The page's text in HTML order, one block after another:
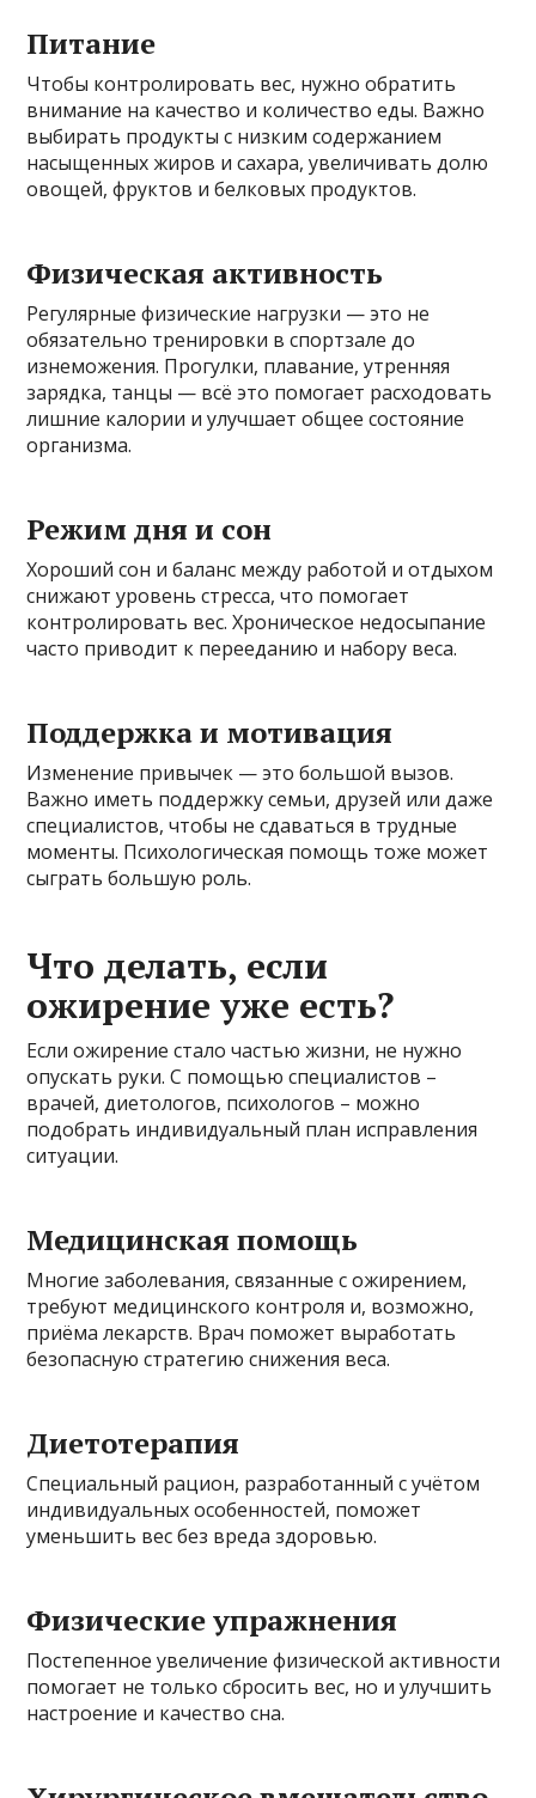
Питание
Чтобы контролировать вес, нужно обратить
внимание на качество и количество еды. Важно
выбирать продукты с низким содержанием
насыщенных жиров и сахара, увеличивать долю
овощей, фруктов и белковых продуктов.
Физическая активность
Регулярные физические нагрузки — это не
обязательно тренировки в спортзале до
изнеможения. Прогулки, плавание, утренняя
зарядка, танцы — всё это помогает расходовать
лишние калории и улучшает общее состояние
организма.
Режим дня и сон
Хороший сон и баланс между работой и отдыхом
снижают уровень стресса, что помогает
контролировать вес. Хроническое недосыпание
часто приводит к перееданию и набору веса.
Поддержка и мотивация
Изменение привычек — это большой вызов.
Важно иметь поддержку семьи, друзей или даже
специалистов, чтобы не сдаваться в трудные
моменты. Психологическая помощь тоже может
сыграть большую роль.
Что делать, если
ожирение уже есть?
Если ожирение стало частью жизни, не нужно
опускать руки. С помощью специалистов –
врачей, диетологов, психологов – можно
подобрать индивидуальный план исправления
ситуации.
Медицинская помощь
Многие заболевания, связанные с ожирением,
требуют медицинского контроля и, возможно,
приёма лекарств. Врач поможет выработать
безопасную стратегию снижения веса.
Диетотерапия
Специальный рацион, разработанный с учётом
индивидуальных особенностей, поможет
уменьшить вес без вреда здоровью.
Физические упражнения
Постепенное увеличение физической активности
помогает не только сбросить вес, но и улучшить
настроение и качество сна.